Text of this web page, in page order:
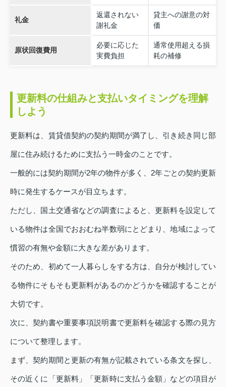
礼金
返還されない
謝礼金
貸主への謝意の対
価
原状回復費用
必要に応じた
実費負担
通常使用超える損
耗の補修
更新料の仕組みと支払いタイミングを理解
しよう
更新料は、賃貸借契約の契約期間が満了し、引き続き同じ部
屋に住み続けるために支払う一時金のことです。
一般的には契約期間が2年の物件が多く、2年ごとの契約更新
時に発生するケースが目立ちます。
ただし、国土交通省などの調査によると、更新料を設定して
いる物件は全国でおおむね半数弱にとどまり、地域によって
慣習の有無や金額に大きな差があります。
そのため、初めて一人暮らしをする方は、自分が検討してい
る物件にそもそも更新料があるのかどうかを確認することが
大切です。
次に、契約書や重要事項説明書で更新料を確認する際の見方
について整理します。
まず、契約期間と更新の有無が記載されている条文を探し、
その近くに「更新料」「更新時に支払う金額」などの項目が